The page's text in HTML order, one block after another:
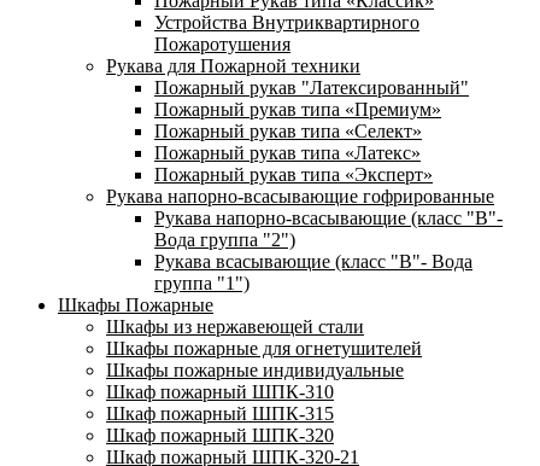
Устройства Внутриквартирного
Пожаротушения
Рукава для Пожарной техники
Пожарный рукав "Латексированный"
Пожарный рукав типа «Премиум»
Пожарный рукав типа «Селект»
Пожарный рукав типа «Латекс»
Пожарный рукав типа «Эксперт»
Рукава напорно-всасывающие гофрированные
Рукава напорно-всасывающие (класс "В"-
Вода группа "2")
Рукава всасывающие (класс "В"- Вода
группа "1")
Шкафы Пожарные
Шкафы из нержавеющей стали
Шкафы пожарные для огнетушителей
Шкафы пожарные индивидуальные
Шкаф пожарный ШПК-310
Шкаф пожарный ШПК-315
Шкаф пожарный ШПК-320
Шкаф пожарный ШПК-320-21